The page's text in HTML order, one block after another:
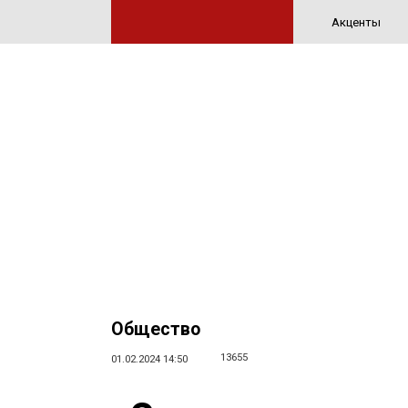
Акценты
Общество
01.02.2024 14:50 13655